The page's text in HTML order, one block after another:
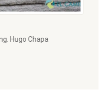
Hugo Chapa